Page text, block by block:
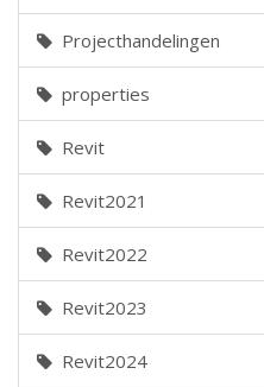
Projecthandelingen
properties
Revit
Revit2021
Revit2022
Revit2023
Revit2024